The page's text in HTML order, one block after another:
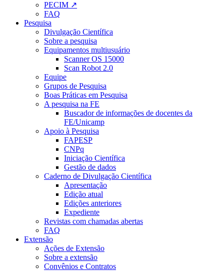
PECIM ↗
FAQ
Pesquisa
Divulgação Científica
Sobre a pesquisa
Equipamentos multiusuário
Scanner OS 15000
Scan Robot 2.0
Equipe
Grupos de Pesquisa
Boas Práticas em Pesquisa
A pesquisa na FE
Buscador de informações de docentes da
FE/Unicamp
Apoio à Pesquisa
FAPESP
CNPq
Iniciação Científica
Gestão de dados
Caderno de Divulgação Científica
Apresentação
Edição atual
Edições anteriores
Expediente
Revistas com chamadas abertas
FAQ
Extensão
Ações de Extensão
Sobre a extensão
Convênios e Contratos